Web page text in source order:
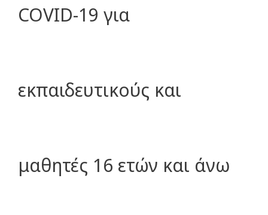
COVID-19 για
εκπαιδευτικούς και
μαθητές 16 ετών και άνω